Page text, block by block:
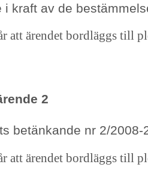
i kraft av de
att ärendet bordläggs till
2
betänkande nr 2/2008-
att ärendet bordläggs till